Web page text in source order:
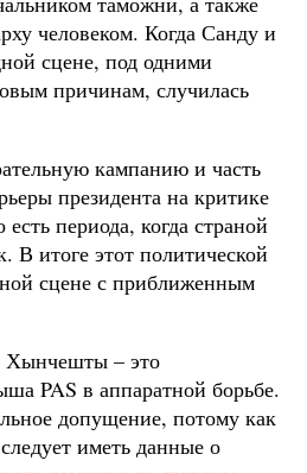
человеком. Когда Санду и
сцене, под одними
причинам, случилась
кампанию и часть
президента на критике
периода, когда страной
В итоге этот политической
сцене с приближенным
Хынчешты – это
PAS в аппаратной борьбе.
допущение, потому как
иметь данные о